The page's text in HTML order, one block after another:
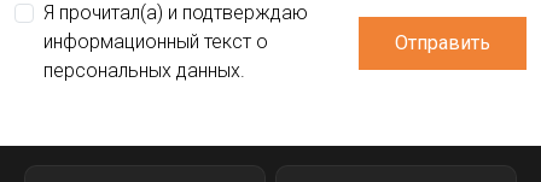
Я прочитал(а) и подтверждаю
информационный текст о
персональных данных.
Отправить